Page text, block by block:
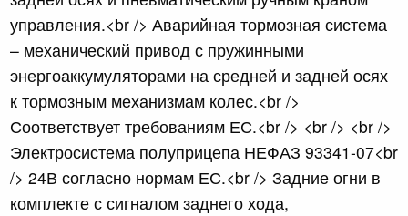
управления.<br /> Аварийная тормозная система
– механический привод с пружинными
энергоаккумуляторами на средней и задней осях
к тормозным механизмам колес.<br />
Соответствует требованиям ЕС.<br /> <br /> <br />
Электросистема полуприцепа НЕФАЗ 93341-07<br
/> 24В согласно нормам ЕС.<br /> Задние огни в
комплекте с сигналом заднего хода,